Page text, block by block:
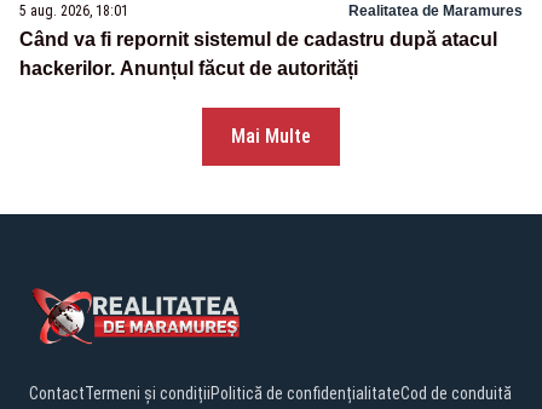
5 aug. 2026, 18:01 Realitatea de Maramures
Când va fi repornit sistemul de cadastru după atacul
hackerilor. Anunțul făcut de autorități
Mai Multe
ContactTermeni și condițiiPolitică de confidențialitateCod de conduită